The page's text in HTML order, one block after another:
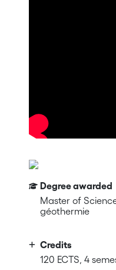
Degree awarded
Master of
géothermie
Credits
120 ECTS, 4